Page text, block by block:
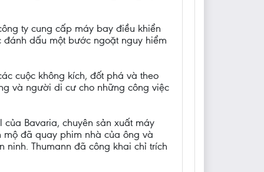
ty cung cấp máy bay điều khiển
dấu một bước ngoặt nguy hiểm
cuộc không kích, đốt phá và theo
và người di cư cho những công việc
Bavaria, chuyên sản xuất máy
mộ đã quay phim nhà của ông và
Thumann đã công khai chỉ trích